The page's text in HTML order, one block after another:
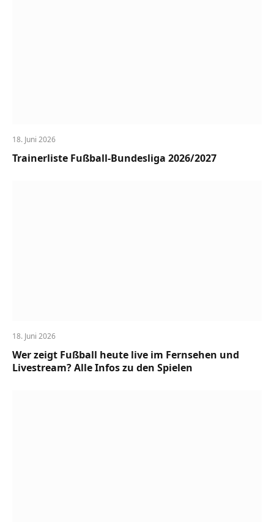
18. Juni 2026
Trainerliste Fußball-Bundesliga 2026/2027
18. Juni 2026
Wer zeigt Fußball heute live im Fernsehen und
Livestream? Alle Infos zu den Spielen